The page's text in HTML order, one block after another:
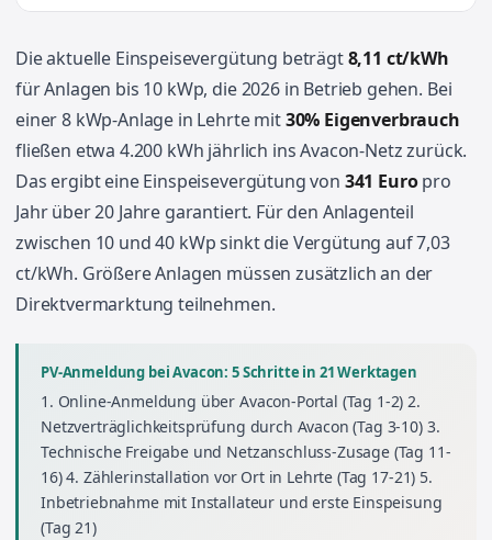
Die aktuelle Einspeisevergütung beträgt8,11 ct/kWh
für Anlagen bis 10 kWp, die 2026 in Betrieb gehen. Bei
einer 8 kWp-Anlage in Lehrte mit30% Eigenverbrauch
fließen etwa 4.200 kWh jährlich ins Avacon-Netz zurück.
Das ergibt eine Einspeisevergütung von 341 Europro
Jahr über 20 Jahre garantiert. Für den Anlagenteil
zwischen 10 und 40 kWp sinkt die Vergütung auf 7,03
ct/kWh. Größere Anlagen müssen zusätzlich an der
Direktvermarktung teilnehmen.
PV-Anmeldung bei Avacon: 5 Schritte in 21 Werktagen
1. Online-Anmeldung über Avacon-Portal (Tag 1-2) 2.
Netzverträglichkeitsprüfung durch Avacon (Tag 3-10) 3.
Technische Freigabe und Netzanschluss-Zusage (Tag 11-
16) 4. Zählerinstallation vor Ort in Lehrte (Tag 17-21) 5.
Inbetriebnahme mit Installateur und erste Einspeisung
(Tag 21)